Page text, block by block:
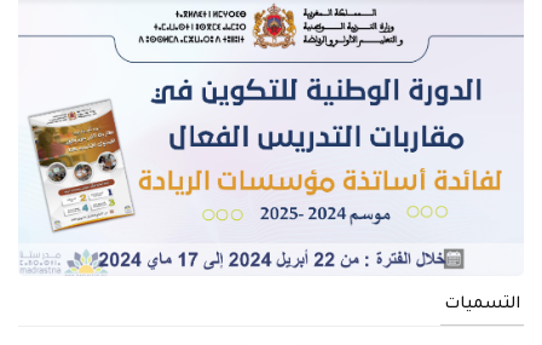
التسميات